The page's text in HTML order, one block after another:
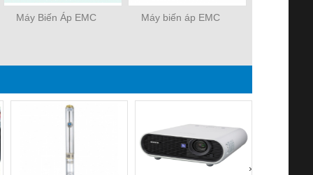
Máy Biến Áp EMC Máy biến áp EMC
›